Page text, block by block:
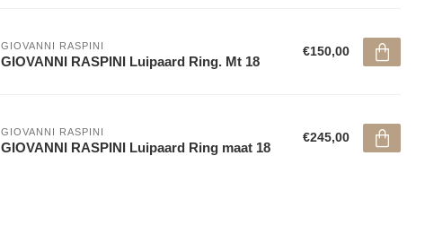
GIOVANNI RASPINI
GIOVANNI RASPINI Luipaard Ring. Mt 18
€150,00
GIOVANNI RASPINI
GIOVANNI RASPINI Luipaard Ring maat 18
€245,00